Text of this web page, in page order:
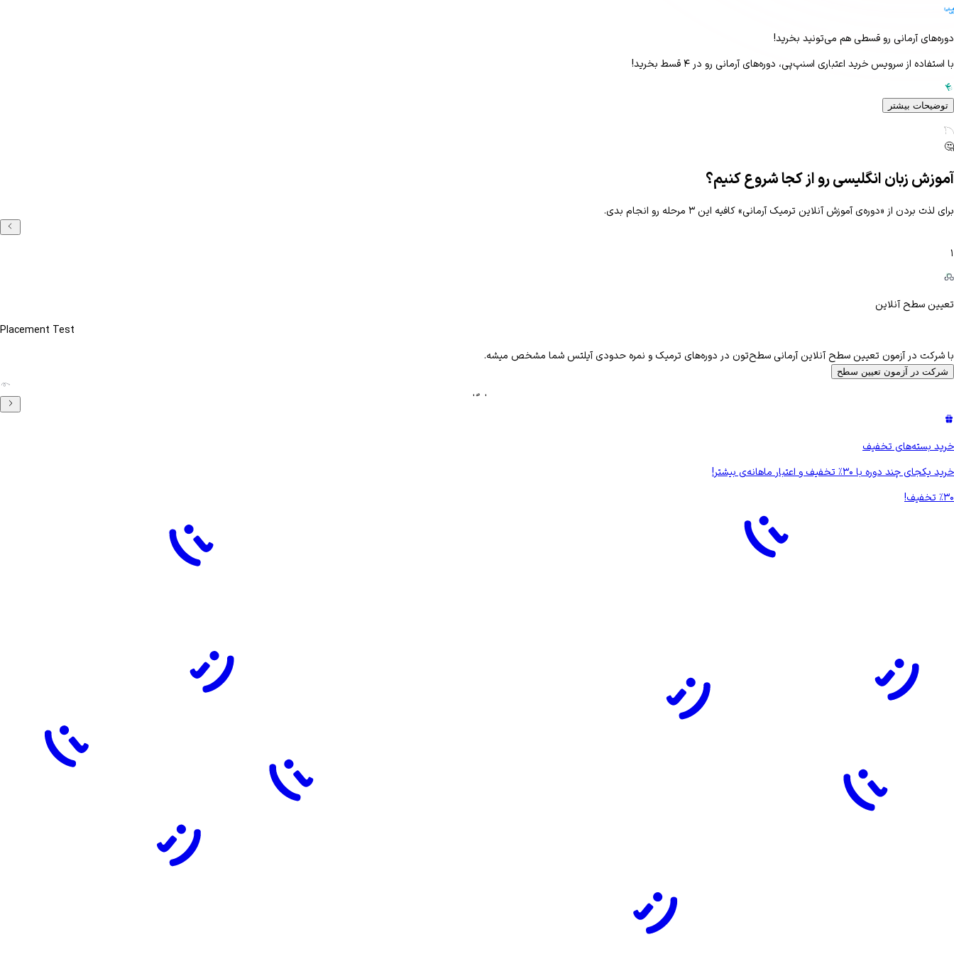
دوره‌های آرمانی رو قسطی هم می‌تونید بخرید!
با استفاده از سرویس خرید اعتباری اسنپ‌پی، دوره‌های آرمانی رو در ۴ قسط بخرید!
توضیحات بیشتر
🤔
آموزش زبان انگلیسی رو از کجا شروع کنیم؟
برای لذت بردن از «دوره‌ی آموزش آنلاین ترمیک آرمانی» کافیه این ۳ مرحله رو انجام بدی.
۱
تعیین سطح آنلاین
Placement Test
با شرکت در آزمون تعیین سطح آنلاین آرمانی سطح‌تون در دوره‌های ترمیک و نمره حدودی آیلتس شما مشخص میشه.
شرکت در آزمون تعیین سطح
رایگان
خرید بسته‌های تخفیف
خرید یکجای چند دوره با۳۰٪تخفیف و اعتبار ماهانه‌ی بیشتر!
۳۰‏٪تخفیف!